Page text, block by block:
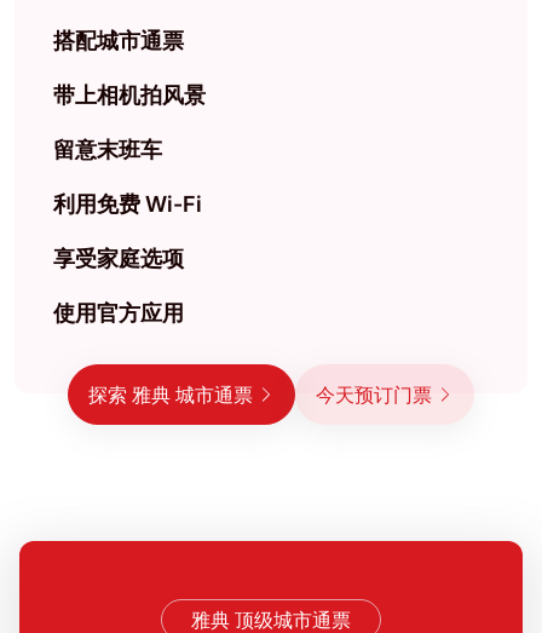
搭配城市通票
带上相机拍风景
留意末班车
利用免费 Wi-Fi
享受家庭选项
使用官方应用
探索 雅典 城市通票 今天预订门票
雅典 顶级城市通票